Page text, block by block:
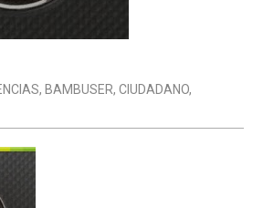
, BAMBUSER, CIUDADANO,